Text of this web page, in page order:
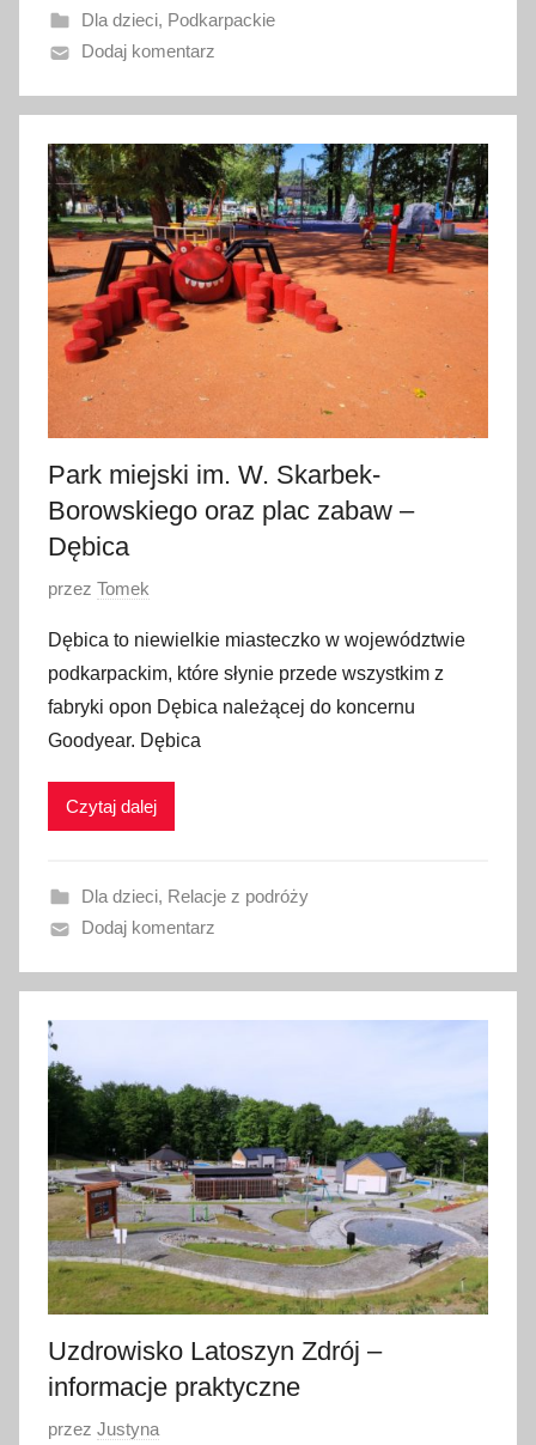
a
n
2
2
s
i
e
r
p
0
2
Dla dzieci, Podkarpackie
Dodaj komentarz
Park miejski im. W. Skarbek-
Borowskiego oraz plac zabaw –
Dębica
O
u
b
l
i
w
n
o
1
s
i
e
n
i
a
2
0
2
przez Tomek
Dębica to niewielkie miasteczko w województwie
podkarpackim, które słynie przede wszystkim z
fabryki opon Dębica należącej do koncernu
Goodyear. Dębica
Czytaj dalej
Dla dzieci, Relacje z podróży
Dodaj komentarz
Uzdrowisko Latoszyn Zdrój –
informacje praktyczne
O
przez Justyna